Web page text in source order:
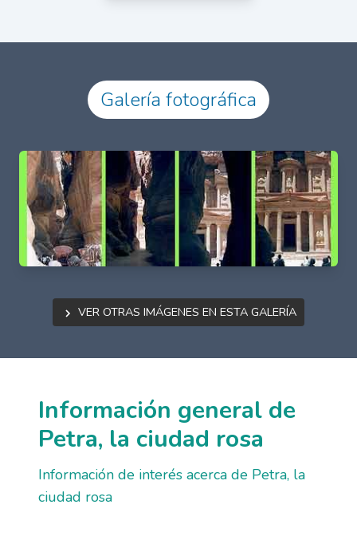
Galería fotográfica
Ver otras imágenes en esta galería
Información general de
Petra, la ciudad rosa
Información de interés acerca de Petra, la
ciudad rosa